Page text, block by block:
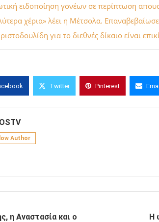
ειδοποίηση γονέων σε περίπτωση
χέρια» λέει η Μέτσολα.
για το διεθνές δίκαιο είναι
Twitter Pinterest
Author
η Αναστασία και ο
Η